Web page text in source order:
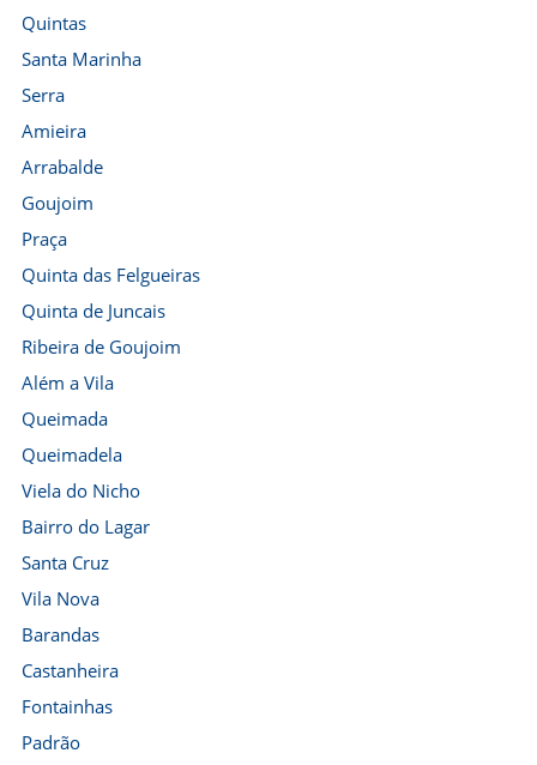
Quintas
Santa Marinha
Serra
Amieira
Arrabalde
Goujoim
Praça
Quinta das Felgueiras
Quinta de Juncais
Ribeira de Goujoim
Além a Vila
Queimada
Queimadela
Viela do Nicho
Bairro do Lagar
Santa Cruz
Vila Nova
Barandas
Castanheira
Fontainhas
Padrão